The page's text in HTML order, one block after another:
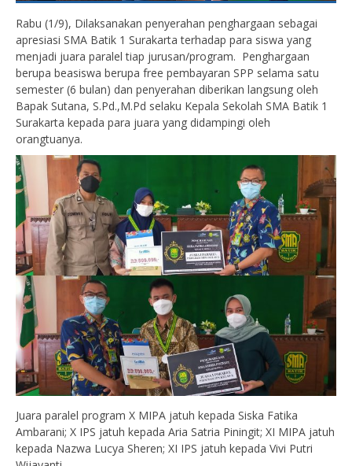
Rabu (1/9), Dilaksanakan penyerahan penghargaan sebagai
apresiasi SMA Batik 1 Surakarta terhadap para siswa yang
menjadi juara paralel tiap jurusan/program. Penghargaan
berupa beasiswa berupa free pembayaran SPP selama satu
semester (6 bulan) dan penyerahan diberikan langsung oleh
Bapak Sutana, S.Pd.,M.Pd selaku Kepala Sekolah SMA Batik 1
Surakarta kepada para juara yang didampingi oleh
orangtuanya.
Juara paralel program X MIPA jatuh kepada Siska Fatika
Ambarani; X IPS jatuh kepada Aria Satria Piningit; XI MIPA jatuh
kepada Nazwa Lucya Sheren; XI IPS jatuh kepada Vivi Putri